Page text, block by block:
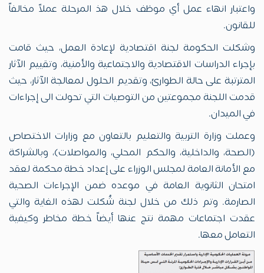
واعتبار انهاء عمل أي موظف خلال هذ المرحلة عملاً مخالفاً
للقانون.
وشكلت الحكومة لجنة اقتصادية لإعادة العمل، حيث قامت
بإجراء الدراسات الاقتصادية والاجتماعية والأمنية، وتقييم الآثار
المترتبة على حالة الطوارئ، وتقديم الحلول لمعالجة الآثار، حيث
قدمت اللجنة مجموعتين من التوصيات التي تحولت الى إجراءات
في الميدان.
وعملت وزارة التربية والتعليم بالتعاون مع وزارات الاختصاص
(الصحة، والداخلية، والحكم المحلي، والمواصلات)، وبالشراكة
مع الأمانة العامة لمجلس الوزراء على إعداد خطة محكمة لعقد
امتحان الثانوية العامة في موعده ضمن الإجراءات الصحية
الصارمة. وتم ذلك من خلال لجنة شُكلت لهذه الغاية والتي
عقدت اجتماعات مهمة نتج عنها أيضاً خطة مخاطر وكيفية
التعامل معها.